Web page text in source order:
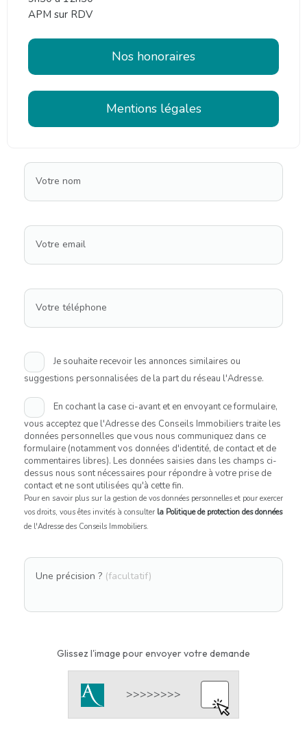
APM sur RDV
Nos honoraires
Mentions légales
Votre nom
Votre email
Votre téléphone
Je souhaite recevoir les annonces similaires ou
suggestions personnalisées de la part du réseau l'Adresse.
En cochant la case ci-avant et en envoyant ce formulaire,
vous acceptez que l'Adresse des Conseils Immobiliers traite les
données personnelles que vous nous communiquez dans ce
formulaire (notamment vos données d'identité, de contact et de
commentaires libres). Les données saisies dans les champs ci-
dessus nous sont nécessaires pour répondre à votre prise de
contact et ne sont utilisées qu'à cette fin.
Pour en savoir plus sur la gestion de vos données personnelles et pour exercer
vos droits, vous êtes invités à consulter la Politique de protection des données
de l'Adresse des Conseils Immobiliers.
Une précision ? (facultatif)
Glissez l'image pour envoyer votre demande